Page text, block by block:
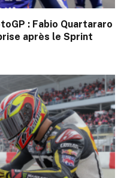
: Fabio Quartararo
après le Sprint